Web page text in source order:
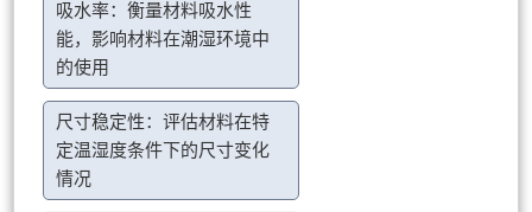
吸水率：衡量材料吸水性
能，影响材料在潮湿环境中
的使用
尺寸稳定性：评估材料在特
定温湿度条件下的尺寸变化
情况